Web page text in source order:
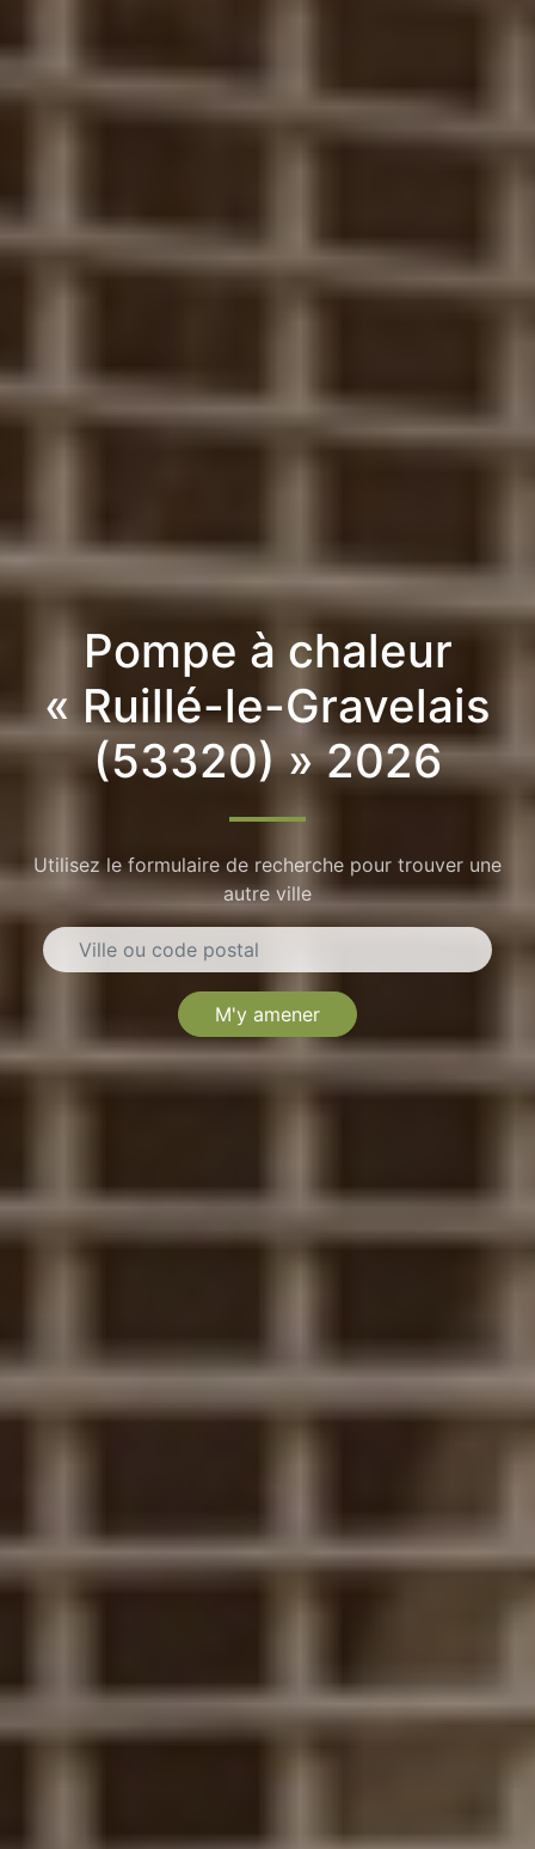
Pompe à chaleur
« Ruillé-le-Gravelais
(53320) » 2026
Utilisez le formulaire de recherche pour trouver une
autre ville
M'y amener